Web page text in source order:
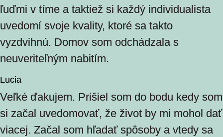
ľuďmi v tíme a taktiež si každý individualista
uvedomí svoje kvality, ktoré sa takto
vyzdvihnú. Domov som odchádzala s
neuveriteľným nabitím.
Lucia
Veľké ďakujem. Prišiel som do bodu kedy som
si začal uvedomovať, že život by mi mohol dať
viacej. Začal som hľadať spôsoby a vtedy sa